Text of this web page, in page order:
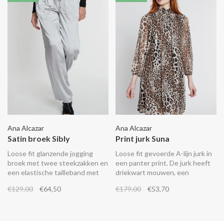
Ana Alcazar
Satin broek Sibly
Loose fit glanzende jogging
broek met twee steekzakken en
een elastische tailleband met
€129,00
€64,50
Ana Alcazar
Print jurk Suna
Loose fit gevoerde A-lijn jurk in
een panter print. De jurk heeft
driekwart mouwen, een
en een col kraag.
€179,00 €53,70